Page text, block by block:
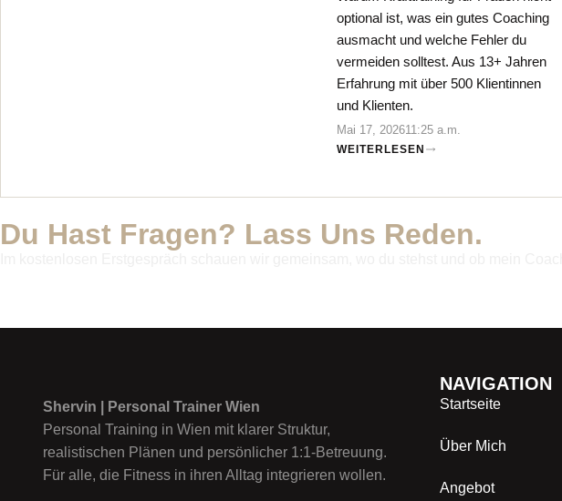
optional ist, was ein gutes Coaching
ausmacht und welche Fehler du
vermeiden solltest. Aus 13+ Jahren
Erfahrung mit über 500 Klientinnen
und Klienten.
Mai 17, 202611:25 a.m.
WEITERLESEN
Du Hast Fragen? Lass Uns Reden.
Shervin | Personal Trainer Wien
Personal Training in Wien mit klarer Struktur,
realistischen Plänen und persönlicher 1:1-Betreuung.
Für alle, die Fitness in ihren Alltag integrieren wollen.
NAVIGATION
Startseite
Über Mich
Angebot